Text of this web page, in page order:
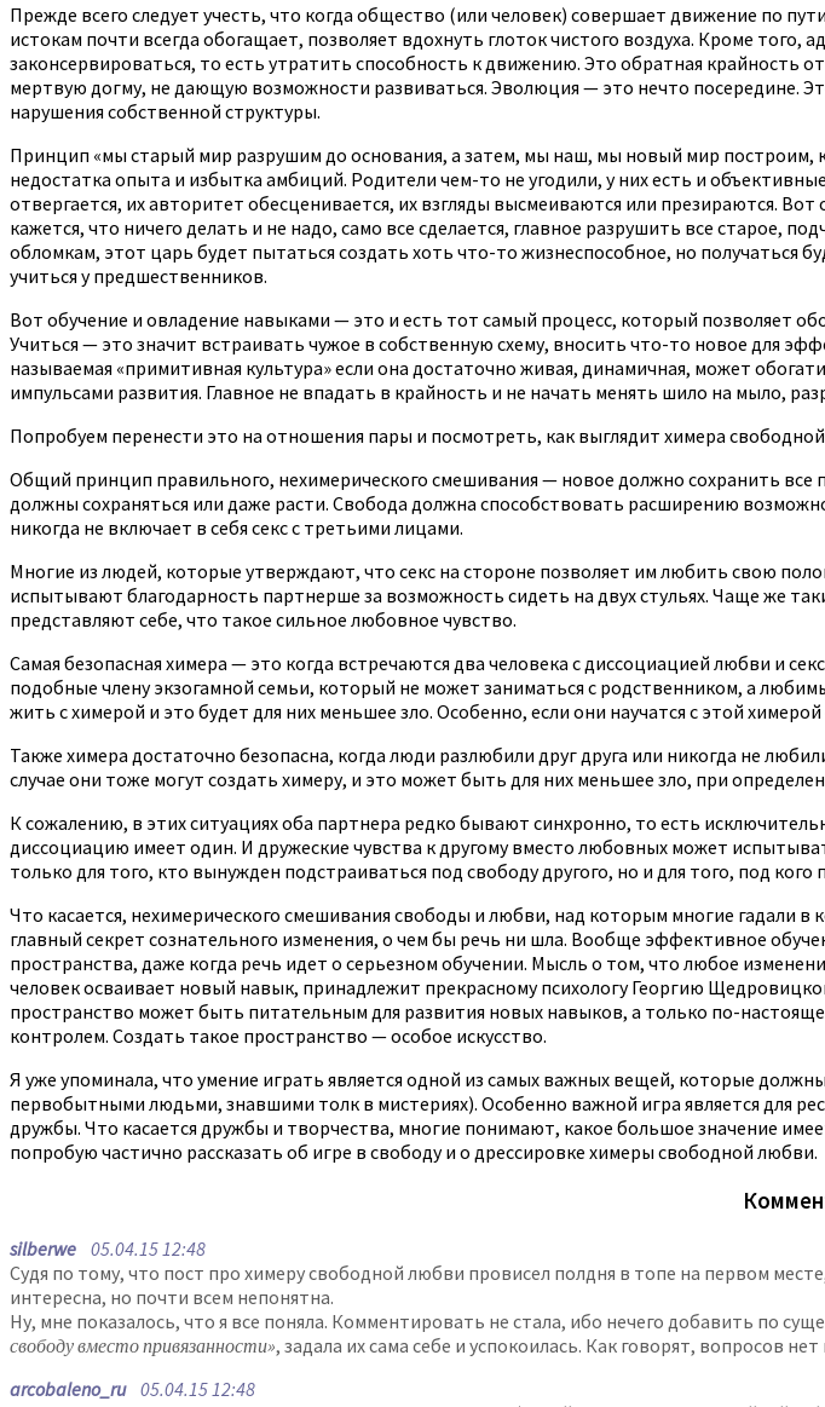
Прежде всего следует учесть, что когда общество (или человек) совершает движение по
истокам почти всегда обогащает, позволяет вдохнуть глоток чистого воздуха. Кроме
законсервироваться, то есть утратить способность к движению. Это обратная
мертвую догму, не дающую возможности развиваться. Эволюция — это нечто посередине.
нарушения собственной структуры.
Принцип «мы старый мир разрушим до основания, а затем, мы наш, мы новый мир
недостатка опыта и избытка амбиций. Родители чем-то не угодили, у них есть и
отвергается, их авторитет обесценивается, их взгляды высмеиваются или презираются.
кажется, что ничего делать и не надо, само все сделается, главное разрушить все старое,
обломкам, этот царь будет пытаться создать хоть что-то жизнеспособное, но получаться
учиться у предшественников.
Вот обучение и овладение навыками — это и есть тот самый процесс, который позволяет
Учиться — это значит встраивать чужое в собственную схему, вносить что-то новое для
называемая «примитивная культура» если она достаточно живая, динамичная, может
импульсами развития. Главное не впадать в крайность и не начать менять шило на мыло,
Попробуем перенести это на отношения пары и посмотреть, как выглядит химера
Общий принцип правильного, нехимерического смешивания — новое должно сохранить все
должны сохраняться или даже расти. Свобода должна способствовать расширению
никогда не включает в себя секс с третьими лицами.
Многие из людей, которые утверждают, что секс на стороне позволяет им любить свою
испытывают благодарность партнерше за возможность сидеть на двух стульях. Чаще же
представляют себе, что такое сильное любовное чувство.
Самая безопасная химера — это когда встречаются два человека с диссоциацией любви и
подобные члену экзогамной семьи, который не может заниматься с родственником, а
жить с химерой и это будет для них меньшее зло. Особенно, если они научатся с этой
Также химера достаточно безопасна, когда люди разлюбили друг друга или никогда не
случае они тоже могут создать химеру, и это может быть для них меньшее зло, при
К сожалению, в этих ситуациях оба партнера редко бывают синхронно, то есть
диссоциацию имеет один. И дружеские чувства к другому вместо любовных может
только для того, кто вынужден подстраиваться под свободу другого, но и для того, под
Что касается, нехимерического смешивания свободы и любви, над которым многие гадали
главный секрет сознательного изменения, о чем бы речь ни шла. Вообще эффективное
пространства, даже когда речь идет о серьезном обучении. Мысль о том, что любое
человек осваивает новый навык, принадлежит прекрасному психологу Георгию
пространство может быть питательным для развития новых навыков, а только по-
контролем. Создать такое пространство — особое искусство.
Я уже упоминала, что умение играть является одной из самых важных вещей, которые
первобытными людьми, знавшими толк в мистериях). Особенно важной игра является для
дружбы. Что касается дружбы и творчества, многие понимают, какое большое значение
попробую частично рассказать об игре в свободу и о дрессировке химеры свободной любви.
silberwe 05.04.15 12:48
Судя по тому, что пост про химеру свободной любви провисел полдня в топе на первом
интересна, но почти всем непонятна.
Ну, мне показалось, что я все поняла. Комментировать не стала, ибо нечего добавить по
свободу вместо привязанности», задала их сама себе и успокоилась. Как говорят, вопросов
arcobaleno_ru05.04.15 12:48